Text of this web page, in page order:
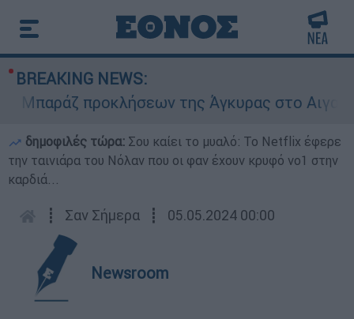
BREAKING NEWS:
προκλήσεων της Άγκυρας στο Αιγαίο:
δημοφιλές τώρα: Σου καίει το μυαλό: Το Netflix έφερε
την ταινιάρα του Νόλαν που οι φαν έχουν κρυφό νο1 στην
καρδιά...
┋ Σαν Σήμερα ┋ 05.05.2024 00:00
Newsroom